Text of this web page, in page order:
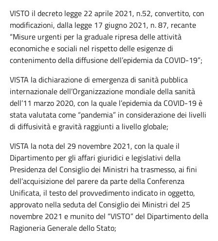
VISTO il decreto legge 22 aprile 2021, n.52, convertito, con
modificazioni, dalla legge 17 giugno 2021, n. 87, recante
“Misure urgenti per la graduale ripresa delle attività
economiche e sociali nel rispetto delle esigenze di
contenimento della diffusione dell’epidemia da COVID-19”;
VISTA la dichiarazione di emergenza di sanità pubblica
internazionale dell’Organizzazione mondiale della sanità
dell’11 marzo 2020, con la quale l’epidemia da COVID-19 è
stata valutata come “pandemia” in considerazione dei livelli
di diffusività e gravità raggiunti a livello globale;
VISTA la nota del 29 novembre 2021, con la quale il
Dipartimento per gli affari giuridici e legislativi della
Presidenza del Consiglio dei Ministri ha trasmesso, ai fini
dell’acquisizione del parere da parte della Conferenza
Unificata, il testo del provvedimento indicato in oggetto,
approvato nella seduta del Consiglio dei Ministri del 25
novembre 2021 e munito del “VISTO” del Dipartimento della
Ragioneria Generale dello Stato;